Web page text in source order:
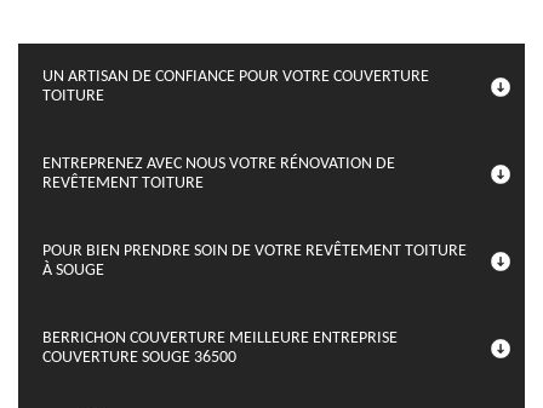
UN ARTISAN DE CONFIANCE POUR VOTRE COUVERTURE
TOITURE
ENTREPRENEZ AVEC NOUS VOTRE RÉNOVATION DE
REVÊTEMENT TOITURE
POUR BIEN PRENDRE SOIN DE VOTRE REVÊTEMENT TOITURE
À SOUGE
BERRICHON COUVERTURE MEILLEURE ENTREPRISE
COUVERTURE SOUGE 36500